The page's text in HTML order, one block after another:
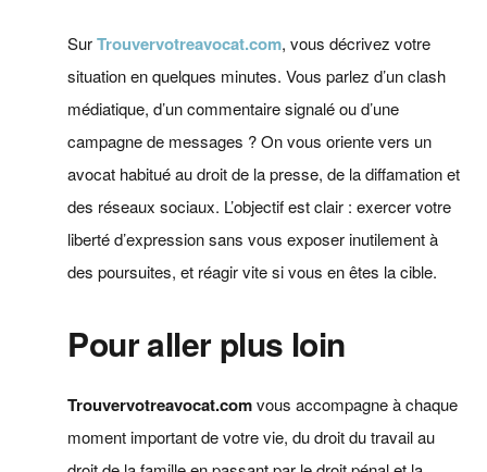
SurTrouvervotreavocat.com, vous décrivez votre
situation en quelques minutes. Vous parlez d’un clash
médiatique, d’un commentaire signalé ou d’une
campagne de messages ? On vous oriente vers un
avocat habitué au droit de la presse, de la diffamation et
des réseaux sociaux. L’objectif est clair : exercer votre
liberté d’expression sans vous exposer inutilement à
des poursuites, et réagir vite si vous en êtes la cible.
Pour aller plus loin
Trouvervotreavocat.comvous accompagne à chaque
moment important de votre vie, du droit du travail au